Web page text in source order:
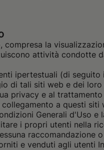
compresa la
attività condotte
ipertestuali (di
di tali siti web e dei
privacy e al
collegamento a questi
Generali d'Uso
i propri utenti nella
raccomandazione
e venduti agli utenti